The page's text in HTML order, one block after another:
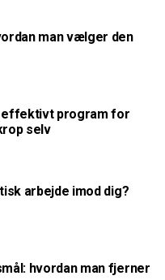
man vælger den
program for
selv
arbejde imod dig?
hvordan man fjerner